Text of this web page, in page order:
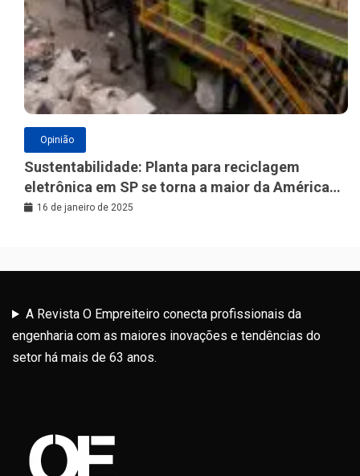
Opinião
Sustentabilidade: Planta para reciclagem
eletrônica em SP se torna a maior da América
Latina
16 de janeiro de 2025
A Revista O Empreiteiro conecta profissionais da
engenharia com as maiores inovações e tendências do
setor há mais de 63 anos.